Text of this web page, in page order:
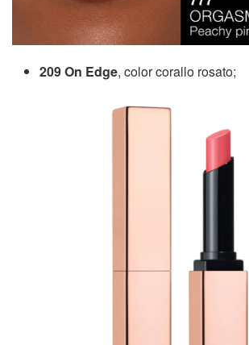
209 On Edge, color corallo rosato;